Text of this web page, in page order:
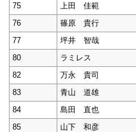
75
上田 佳範
76
篠原 貴行
77
坪井 智哉
80
ラミレス
82
万永 貴司
83
青山 道雄
84
島田 直也
85
山下 和彦